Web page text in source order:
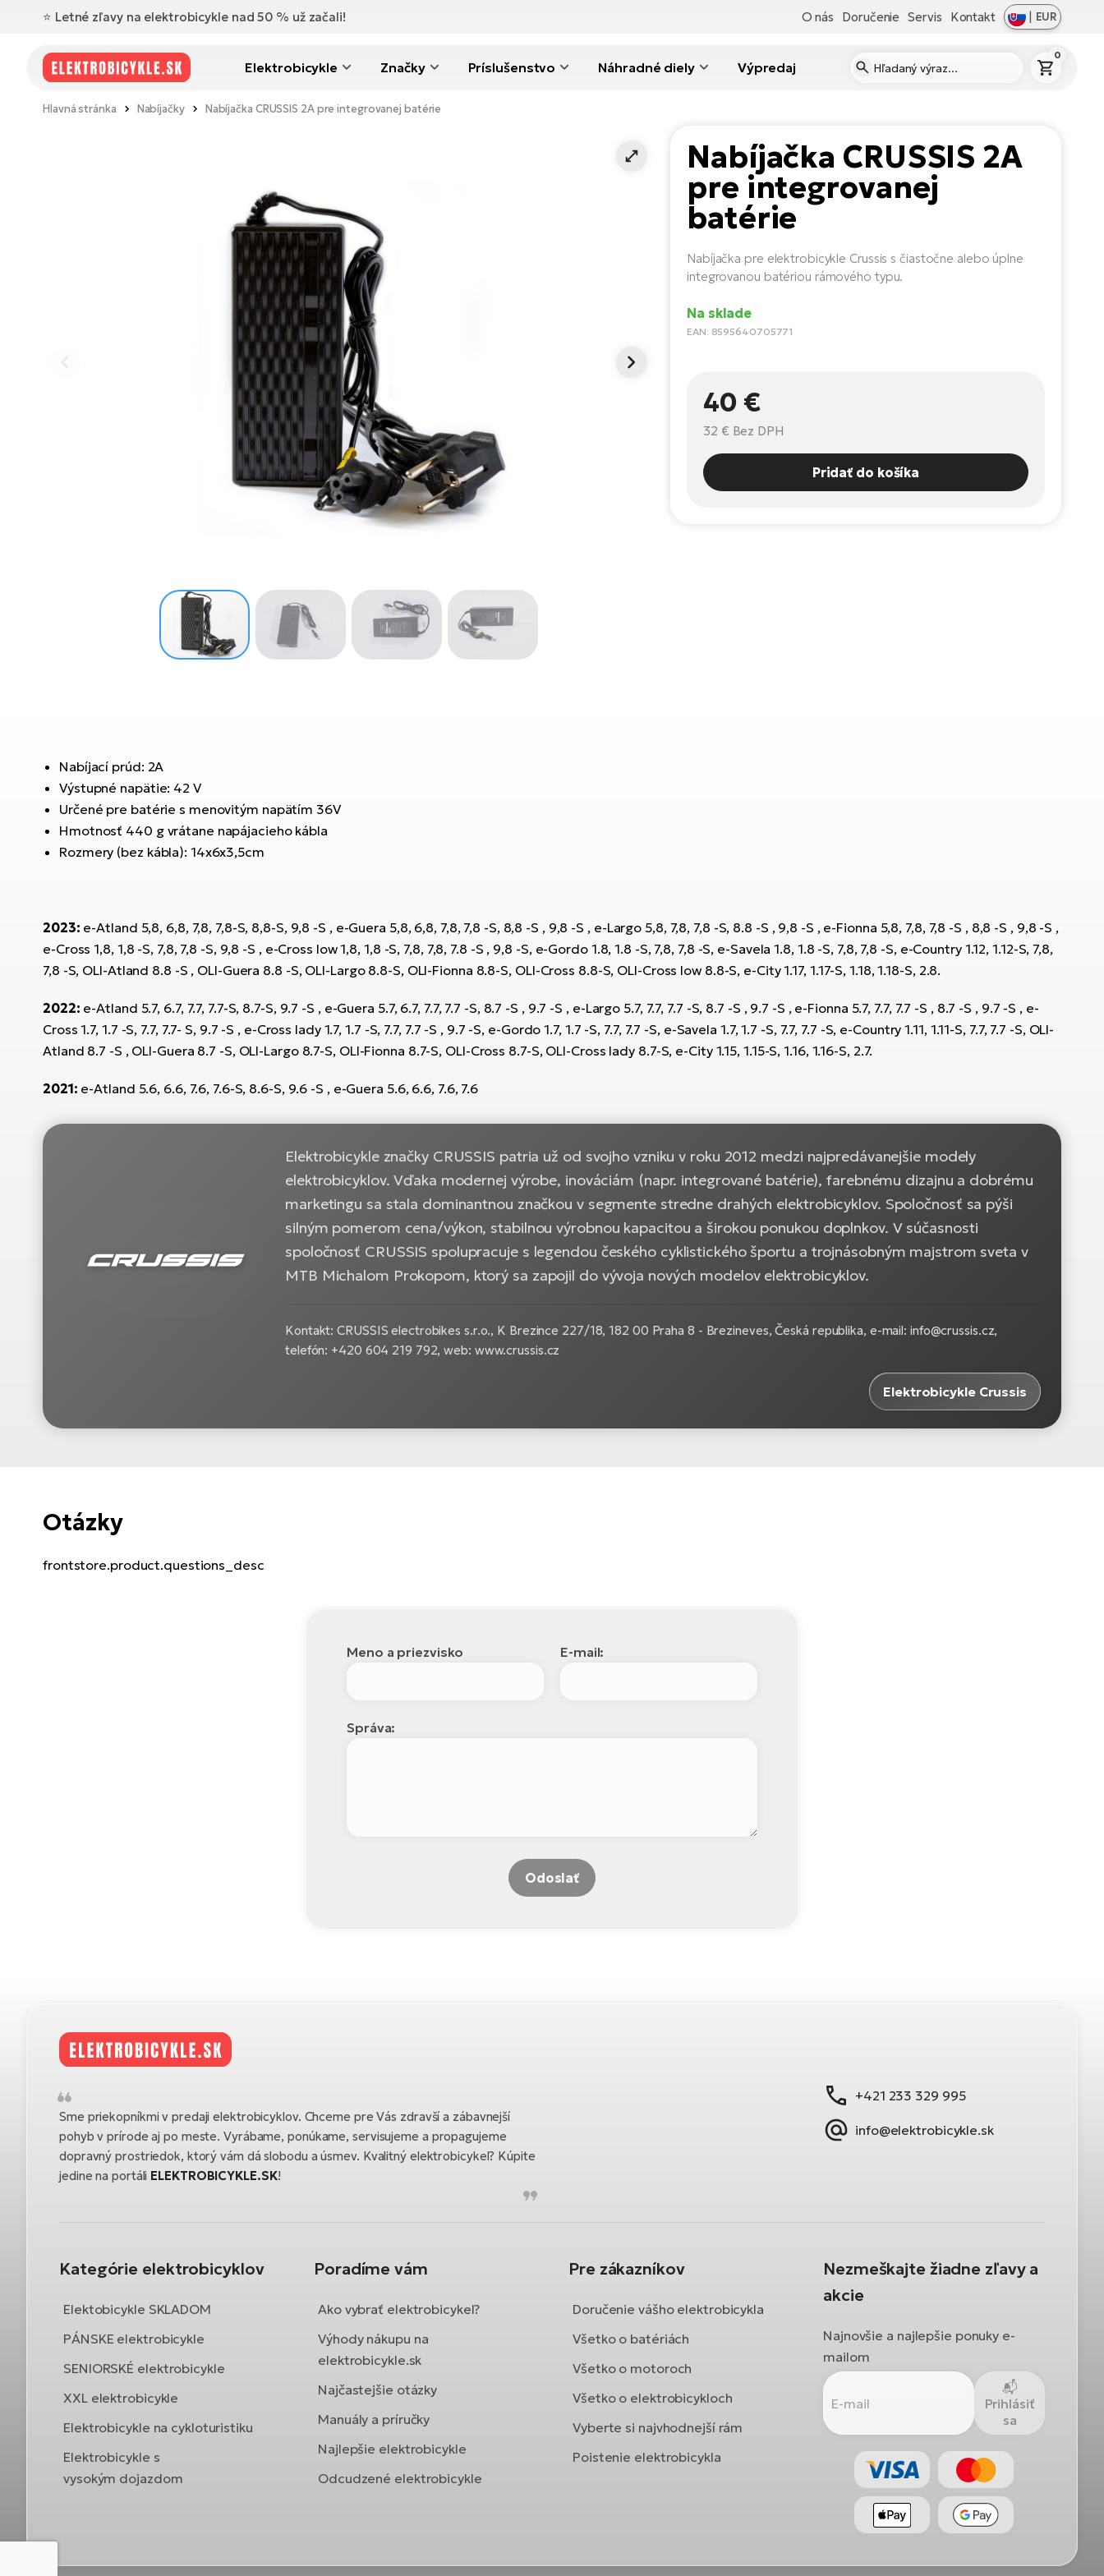
⭐️ Letné zľavy na elektrobicykle nad 50 % už začali! O nás Doručenie Servis Kontakt | EUR
Elektrobicykle Značky Príslušenstvo Náhradné diely Výpredaj
0
Hlavná stránka Nabíjačky Nabíjačka CRUSSIS 2A pre integrovanej batérie
Nabíjačka CRUSSIS 2A
pre integrovanej
batérie
Nabíjačka pre elektrobicykle Crussis s čiastočne alebo úplne
integrovanou batériou rámového typu.
Na sklade
EAN: 8595640705771
40 €
32 € Bez DPH
Pridať do košíka
Nabíjací prúd: 2A
Výstupné napätie: 42 V
Určené pre batérie s menovitým napätím 36V
Hmotnosť 440 g vrátane napájacieho kábla
Rozmery (bez kábla): 14x6x3,5cm
2023: e-Atland 5,8, 6,8, 7,8, 7,8-S, 8,8-S, 9,8 -S , e-Guera 5,8, 6,8, 7,8, 7,8 -S, 8,8 -S , 9,8 -S , e-Largo 5,8, 7,8, 7,8 -S, 8.8 -S , 9,8 -S , e-Fionna 5,8, 7,8, 7,8 -S , 8,8 -S , 9,8 -S ,
e-Cross 1,8, 1,8 -S, 7,8, 7,8 -S, 9,8 -S , e-Cross low 1,8, 1,8 -S, 7,8, 7,8, 7.8 -S , 9,8 -S, e-Gordo 1.8, 1.8 -S, 7,8, 7,8 -S, e-Savela 1.8, 1.8 -S, 7,8, 7,8 -S, e-Country 1.12, 1.12-S, 7,8,
7,8 -S, OLI-Atland 8.8 -S , OLI-Guera 8.8 -S, OLI-Largo 8.8-S, OLI-Fionna 8.8-S, OLI-Cross 8.8-S, OLI-Cross low 8.8-S, e-City 1.17, 1.17-S, 1.18, 1.18-S, 2.8.
2022: e-Atland 5.7, 6.7, 7.7, 7.7-S, 8.7-S, 9.7 -S , e-Guera 5.7, 6.7, 7.7, 7.7 -S, 8.7 -S , 9.7 -S , e-Largo 5.7, 7.7, 7.7 -S, 8.7 -S , 9.7 -S , e-Fionna 5.7, 7.7, 7.7 -S , 8.7 -S , 9.7 -S , e-
Cross 1.7, 1.7 -S, 7.7, 7.7- S, 9.7 -S , e-Cross lady 1.7, 1.7 -S, 7.7, 7.7 -S , 9.7 -S, e-Gordo 1.7, 1.7 -S, 7.7, 7.7 -S, e-Savela 1.7, 1.7 -S, 7.7, 7.7 -S, e-Country 1.11, 1.11-S, 7.7, 7.7 -S, OLI-
Atland 8.7 -S , OLI-Guera 8.7 -S, OLI-Largo 8.7-S, OLI-Fionna 8.7-S, OLI-Cross 8.7-S, OLI-Cross lady 8.7-S, e-City 1.15, 1.15-S, 1.16, 1.16-S, 2.7.
2021: e-Atland 5.6, 6.6, 7.6, 7.6-S, 8.6-S, 9.6 -S , e-Guera 5.6, 6.6, 7.6, 7.6
Elektrobicykle značky CRUSSIS patria už od svojho vzniku v roku 2012 medzi najpredávanejšie modely
elektrobicyklov. Vďaka modernej výrobe, inováciám (napr. integrované batérie), farebnému dizajnu a dobrému
marketingu sa stala dominantnou značkou v segmente stredne drahých elektrobicyklov. Spoločnosť sa pýši
silným pomerom cena/výkon, stabilnou výrobnou kapacitou a širokou ponukou doplnkov. V súčasnosti
spoločnosť CRUSSIS spolupracuje s legendou českého cyklistického športu a trojnásobným majstrom sveta v
MTB Michalom Prokopom, ktorý sa zapojil do vývoja nových modelov elektrobicyklov.
Kontakt: CRUSSIS electrobikes s.r.o., K Brezince 227/18, 182 00 Praha 8 - Brezineves, Česká republika, e-mail: info@crussis.cz,
telefón: +420 604 219 792, web: www.crussis.cz
Elektrobicykle Crussis
Otázky
frontstore.product.questions_desc
Meno a priezvisko E-mail:
Správa:
Odoslať
Sme priekopníkmi v predaji elektrobicyklov. Chceme pre Vás zdravší a zábavnejší
pohyb v prírode aj po meste. Vyrábame, ponúkame, servisujeme a propagujeme
dopravný prostriedok, ktorý vám dá slobodu a úsmev. Kvalitný elektrobicykel? Kúpite
jedine na portáli ELEKTROBICYKLE.SK!
+421 233 329 995
info@elektrobicykle.sk
Kategórie elektrobicyklov
Elektobicykle SKLADOM
PÁNSKE elektrobicykle
SENIORSKÉ elektrobicykle
XXL elektrobicykle
Elektrobicykle na cykloturistiku
Elektrobicykle s
vysokým dojazdom
Poradíme vám
Ako vybrať elektrobicykel?
Výhody nákupu na
elektrobicykle.sk
Najčastejšie otázky
Manuály a príručky
Najlepšie elektrobicykle
Odcudzené elektrobicykle
Pre zákazníkov
Doručenie vášho elektrobicykla
Všetko o batériách
Všetko o motoroch
Všetko o elektrobicykloch
Vyberte si najvhodnejší rám
Poistenie elektrobicykla
Nezmeškajte žiadne zľavy a
akcie
Najnovšie a najlepšie ponuky e-
mailom
Prihlásiť
sa